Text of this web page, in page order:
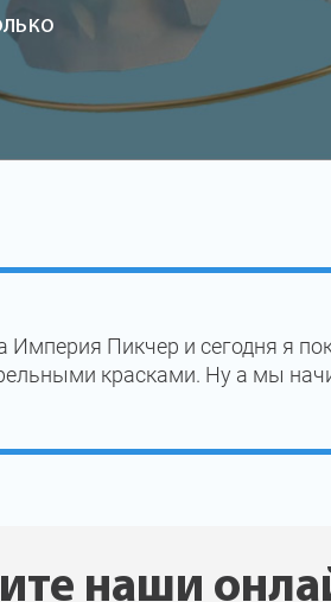
Пикчер и сегодня я
красками. Ну а мы
наши